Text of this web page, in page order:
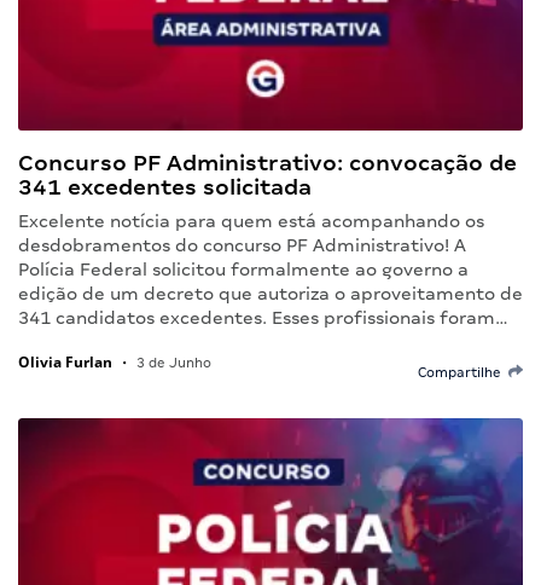
Concurso PF Administrativo: convocação de
341 excedentes solicitada
Excelente notícia para quem está acompanhando os
desdobramentos do concurso PF Administrativo! A
Polícia Federal solicitou formalmente ao governo a
edição de um decreto que autoriza o aproveitamento de
341 candidatos excedentes. Esses profissionais foram…
Olivia Furlan • 3 de Junho
Compartilhe